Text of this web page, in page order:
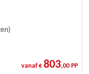
vanaf € 803,00 PP